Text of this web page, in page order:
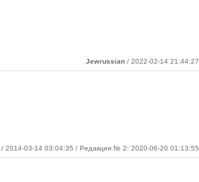
Jewrussian / 2022-02-14 21:44:27
/ 2014-03-14 03:04:35 / Редакция № 2: 2020-06-20 01:13:55